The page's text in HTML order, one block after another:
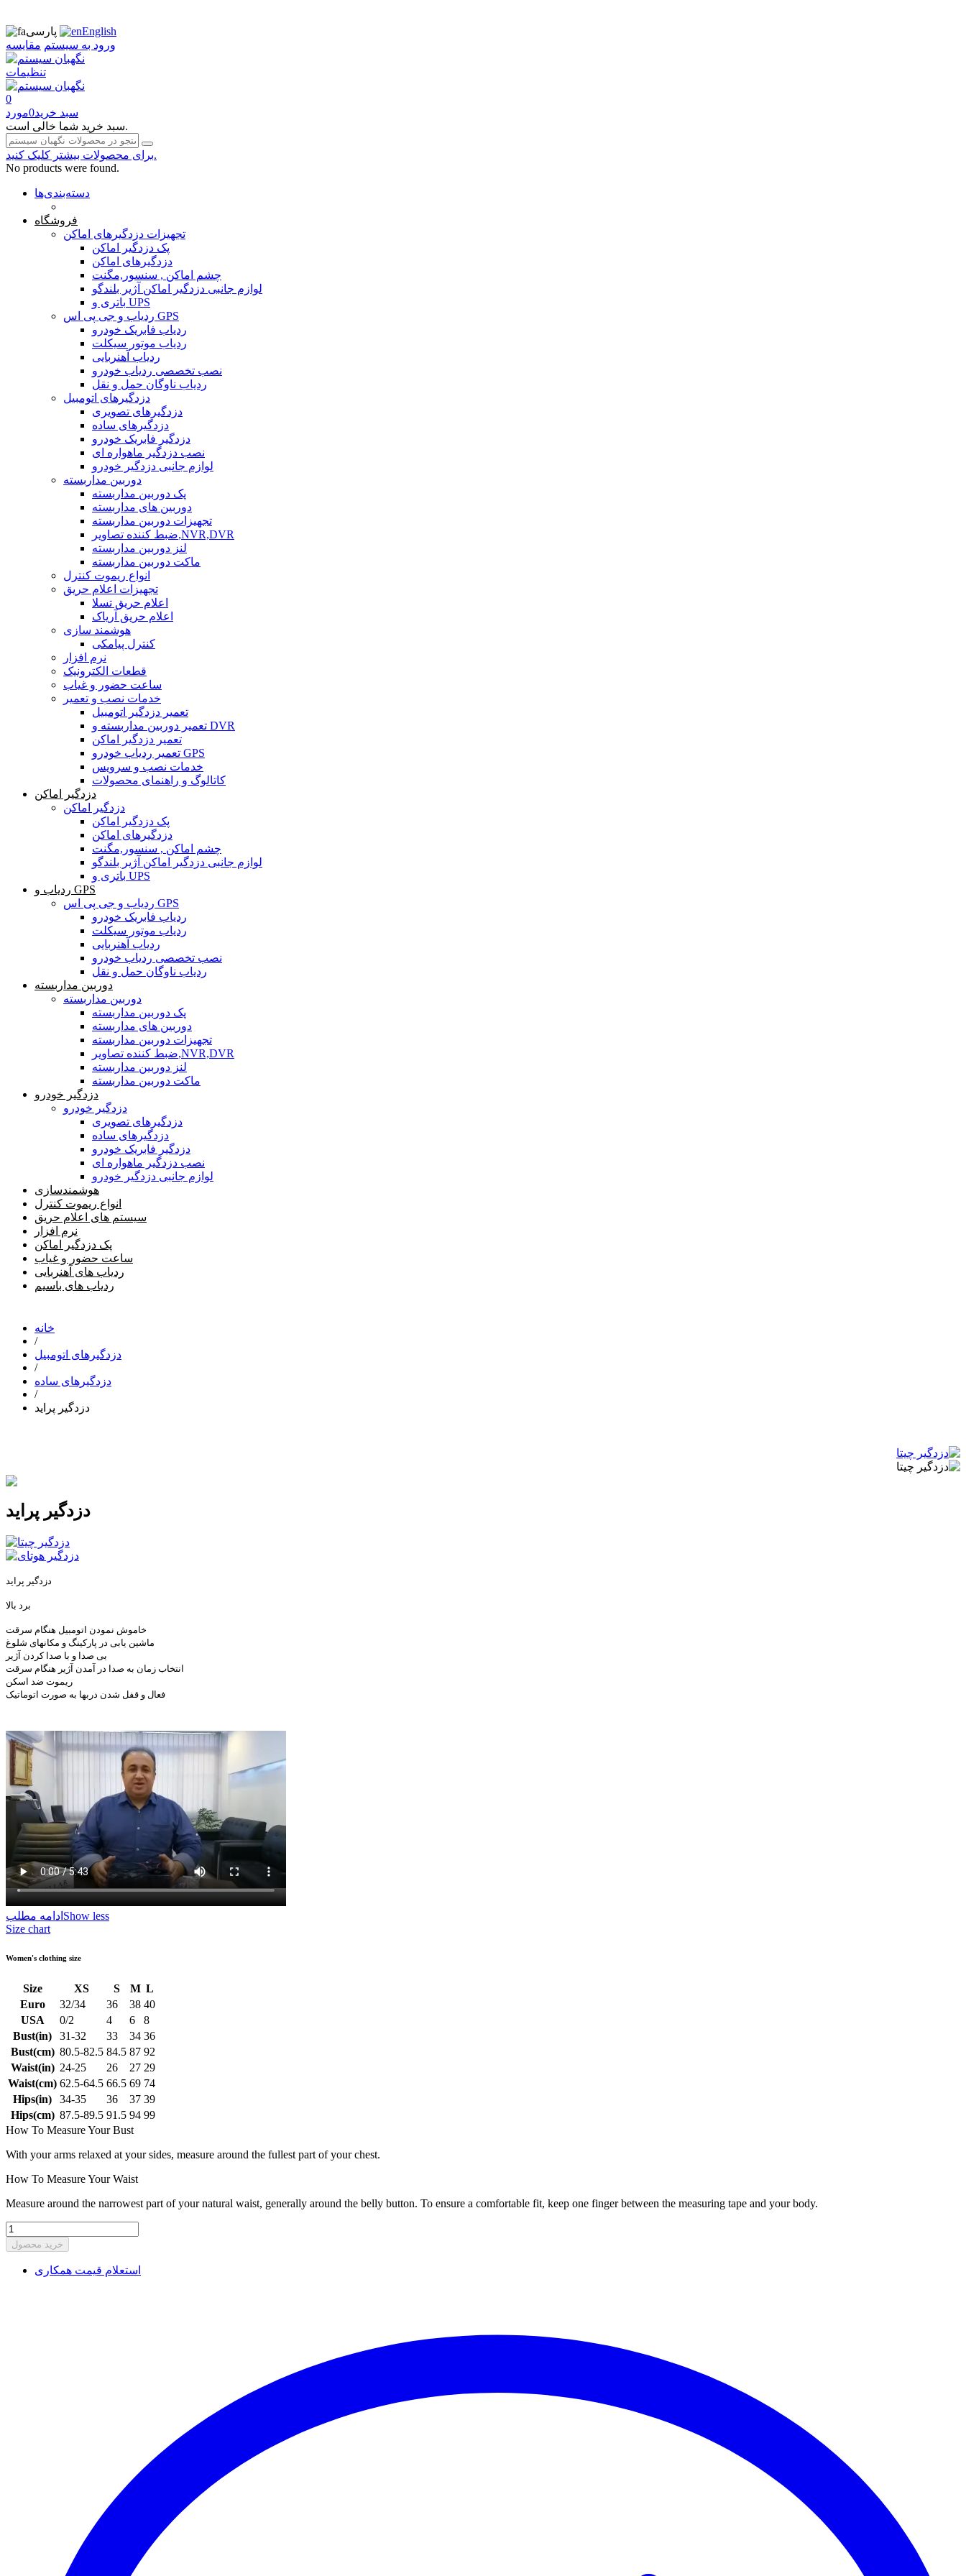
پارسی
English
ورود به سیستم مقایسه
تنظیمات
0
سبد خرید0مورد
سبد خرید شما خالی است.
برای محصولات بیشتر کلیک کنید.
No products were found.
دسته‌بندی‌ها
فروشگاه
تجهیزات دزدگیرهای اماکن
پک دزدگیر اماکن
دزدگیرهای اماکن
چشم اماکن , سنسور,مگنت
لوازم جانبی دزدگیر اماکن آژیر بلندگو
باتری و UPS
ردیاب و جی پی اس GPS
ردیاب فابریک خودرو
ردیاب موتور سیکلت
ردیاب آهنربایی
نصب تخصصی ردیاب خودرو
ردیاب ناوگان حمل و نقل
دزدگیرهای اتومبیل
دزدگیرهای تصویری
دزدگیرهای ساده
دزدگیر فابریک خودرو
نصب دزدگیر ماهواره ای
لوازم جانبی دزدگیر خودرو
دوربین مداربسته
پک دوربین مداربسته
دوربین های مداربسته
تجهیزات دوربین مداربسته
ضبط کننده تصاویر,NVR,DVR
لنز دوربین مداربسته
ماکت دوربین مداربسته
انواع ریموت کنترل
تجهیزات اعلام حریق
اعلام حریق تسلا
اعلام حریق آریاک
هوشمند سازی
کنترل پیامکی
نرم افزار
قطعات الکترونیک
ساعت حضور و غیاب
خدمات نصب و تعمیر
تعمیر دزدگیر اتومبیل
تعمیر دوربین مداربسته و DVR
تعمیر دزدگیر اماکن
تعمیر ردیاب خودرو GPS
خدمات نصب و سرویس
کاتالوگ و راهنمای محصولات
دزدگیر اماکن
دزدگیر اماکن
پک دزدگیر اماکن
دزدگیرهای اماکن
چشم اماکن , سنسور,مگنت
لوازم جانبی دزدگیر اماکن آژیر بلندگو
باتری و UPS
ردیاب و GPS
ردیاب و جی پی اس GPS
ردیاب فابریک خودرو
ردیاب موتور سیکلت
ردیاب آهنربایی
نصب تخصصی ردیاب خودرو
ردیاب ناوگان حمل و نقل
دوربین مداربسته
دوربین مداربسته
پک دوربین مداربسته
دوربین های مداربسته
تجهیزات دوربین مداربسته
ضبط کننده تصاویر,NVR,DVR
لنز دوربین مداربسته
ماکت دوربین مداربسته
دزدگیر خودرو
دزدگیر خودرو
دزدگیرهای تصویری
دزدگیرهای ساده
دزدگیر فابریک خودرو
نصب دزدگیر ماهواره ای
لوازم جانبی دزدگیر خودرو
هوشمندسازی
انواع ریموت کنترل
سیستم های اعلام حریق
نرم افزار
پک دزدگیر اماکن
ساعت حضور و غیاب
ردیاب های آهنربایی
ردیاب های باسیم
خانه
/
دزدگیرهای اتومبیل
/
دزدگیرهای ساده
/
دزدگیر پراید
دزدگیر پراید
دزدگیر پراید
برد بالا
خاموش نمودن اتومبیل هنگام سرقت
ماشین یابی در پارکینگ و مکانهای شلوغ
بی صدا و با صدا کردن آژیر
انتخاب زمان به صدا در آمدن آژیر هنگام سرقت
ریموت ضد اسکن
فعال و قفل شدن دربها به صورت اتوماتیک
ادامه مطلب Show less
Size chart
Women's clothing size
Size XS S M L
Euro
32/34 36 38 40
USA
0/2 4 6
8
Bust(in)
31-32 33 34 36
Bust(cm) 80.5-82.5 84.5 87 92
Waist(in) 24-25 26 27 29
Waist(cm) 62.5-64.5 66.5 69 74
Hips(in)
34-35 36 37 39
Hips(cm) 87.5-89.5 91.5 94 99
How To Measure Your Bust
With your arms relaxed at your sides, measure around the fullest part of your chest.
How To Measure Your Waist
Measure around the narrowest part of your natural waist, generally around the belly button. To ensure a comfortable fit, keep one finger between the measuring tape and your body.
خرید محصول
استعلام قیمت همکاری